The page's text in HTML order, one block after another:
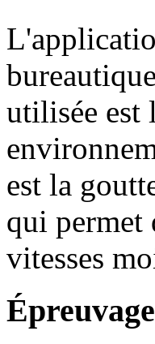
utilisée est
est la
qui permet
vitesses
Épreuvage